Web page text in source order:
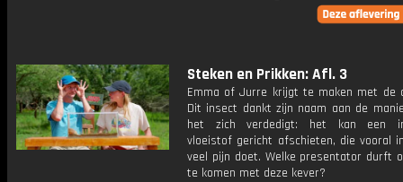
Steken en Prikken: Afl. 3
Emma of Jurre krijgt te maken met de
Dit insect dankt zijn naam aan de
het zich verdedigt: het kan een
vloeistof gericht afschieten, die vooral
veel pijn doet. Welke presentator durft
te komen met deze kever?